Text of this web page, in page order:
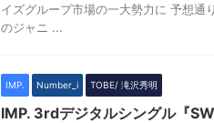
イズグループ市場の一大勢力に 予想
のジャニ ...
IMP. Number_i TOBE/ 滝沢秀明
IMP. 3rdデジタルシングル『